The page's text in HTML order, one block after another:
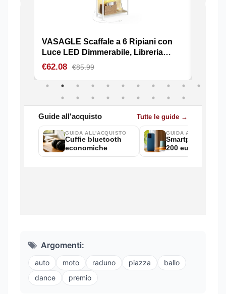
Argomenti:
auto moto raduno piazza
ballo
dance
premio